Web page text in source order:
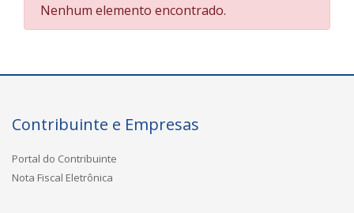
Nenhum elemento encontrado.
Contribuinte e Empresas
Portal do Contribuinte
Nota Fiscal Eletrônica